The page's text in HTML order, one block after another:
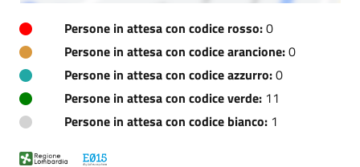
Persone in attesa con codice rosso:0
Persone in attesa con codice arancione:0
Persone in attesa con codice azzurro:0
Persone in attesa con codice verde: 11
Persone in attesa con codice bianco: 1